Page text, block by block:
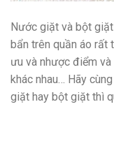
Nước giặt và bột
bẩn trên quần áo rất
ưu và nhược điểm
khác nhau… Hãy
giặt hay bột giặt thì